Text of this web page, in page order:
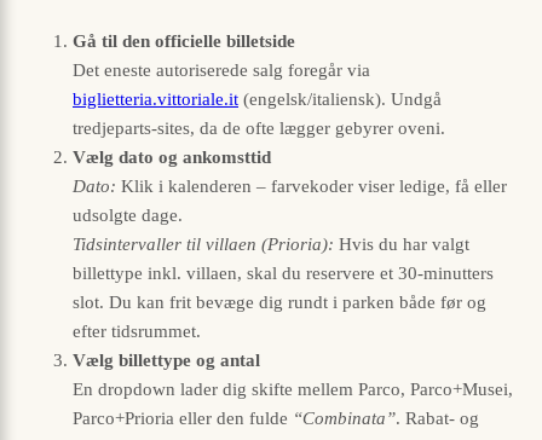
Gå til den officielle billetside
Det eneste autoriserede salg foregår via
biglietteria.vittoriale.it (engelsk/italiensk). Undgå
tredjeparts-sites, da de ofte lægger gebyrer oveni.
Vælg dato og ankomsttid
Dato: Klik i kalenderen – farvekoder viser ledige, få eller
udsolgte dage.
Tidsintervaller til villaen (Prioria): Hvis du har valgt
billettype inkl. villaen, skal du reservere et 30-minutters
slot. Du kan frit bevæge dig rundt i parken både før og
efter tidsrummet.
Vælg billettype og antal
En dropdown lader dig skifte mellem Parco, Parco+Musei,
Parco+Prioria eller den fulde “Combinata”. Rabat- og